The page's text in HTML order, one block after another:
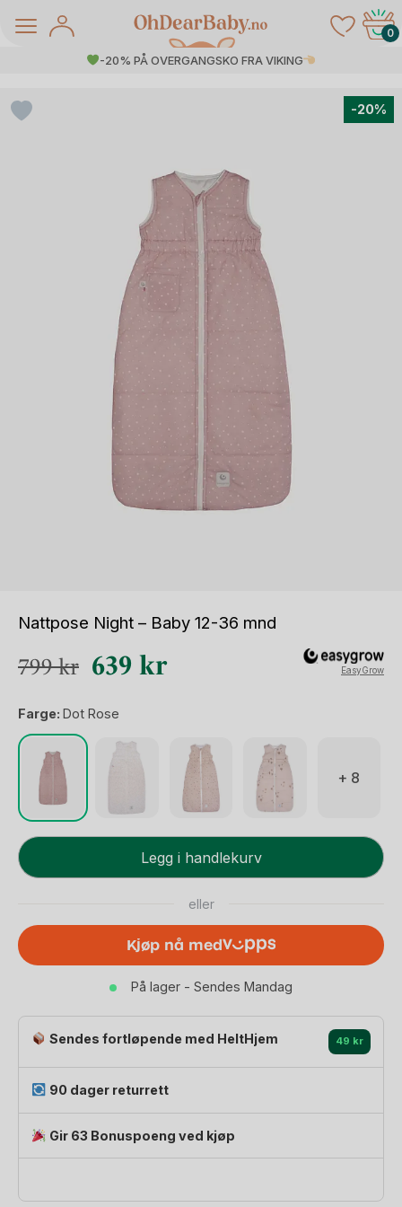
0
-20% PÅ OVERGANGSKO FRA VIKING
-20%
Nattpose Night – Baby 12-36 mnd
799kr Opprinnelig
var:
799 kr.
639 krNåværende
639 kr.
EasyGrow
Farge: Dot Rose
+ 8
Nattpose
Night
12-
36
Legg i handlekurv
eller
Kjøp nå med
På lager - Sendes Mandag
Sendes fortløpende med HeltHjem 49 kr
90 dager returrett
Gir 63 Bonuspoeng ved kjøp